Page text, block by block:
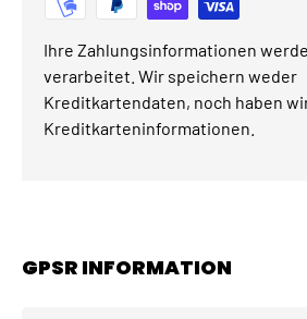
Ihre Zahlungsinformationen
verarbeitet. Wir speichern weder
Kreditkartendaten, noch haben
Kreditkarteninformationen.
GPSR INFORMATION